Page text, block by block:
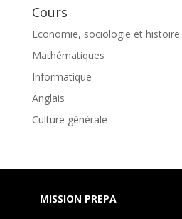
Cours
Economie, sociologie et histoire
Mathématiques
Informatique
Anglais
Culture générale
MISSION PREPA